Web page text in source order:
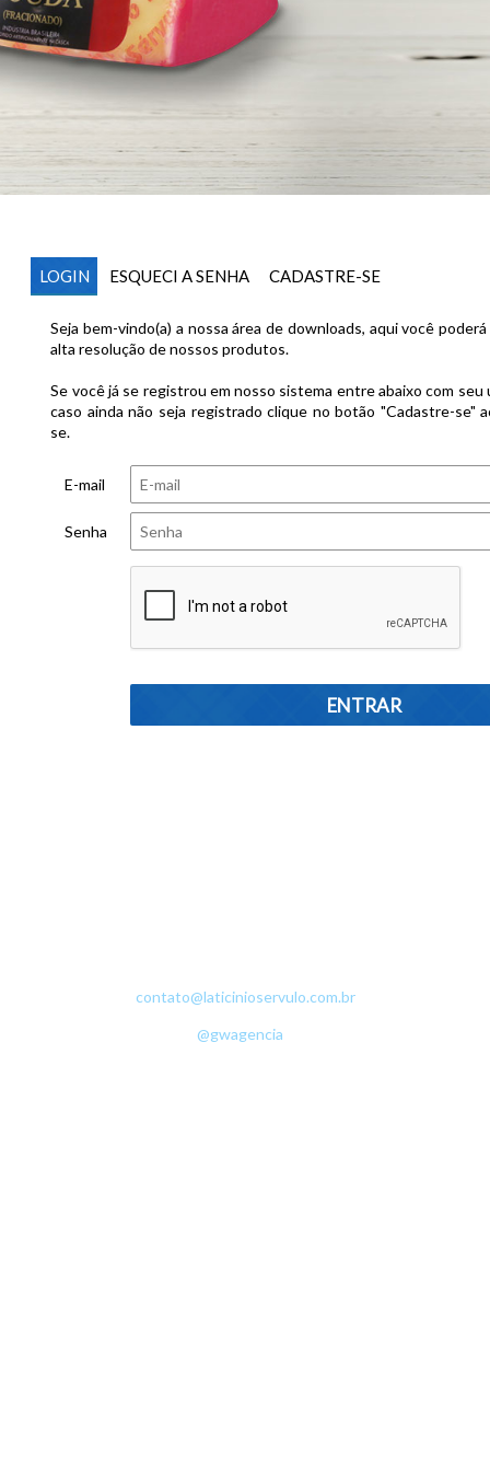
LOGIN ESQUECI A SENHA CADASTRE-SE
Seja bem-vindo(a) a nossa área de downloads, aqui você
alta resolução de nossos produtos.
Se você já se registrou em nosso sistema entre abaixo com seu
caso ainda não seja registrado clique no botão "Cadastre-se"
se.
E-mail
Senha
contato@laticinioservulo.com.br
@gwagencia